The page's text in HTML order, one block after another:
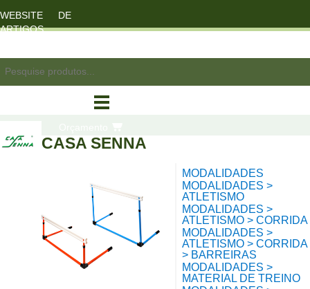
WEBSITE DE
ARTIGOS
CASA SENNA
MODALIDADES
MODALIDADES >
ATLETISMO
MODALIDADES >
ATLETISMO > CORRIDA
MODALIDADES >
ATLETISMO > CORRIDA
> BARREIRAS
MODALIDADES >
MATERIAL DE TREINO